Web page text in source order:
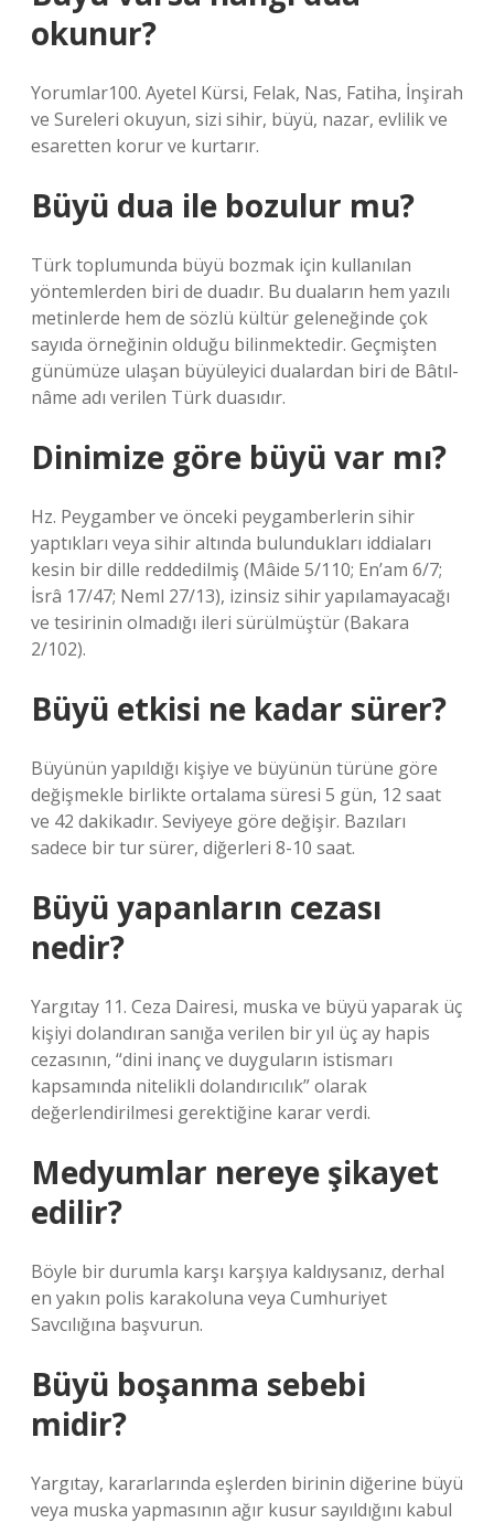
okunur?
Yorumlar100. Ayetel Kürsi, Felak, Nas, Fatiha, İnşirah
ve Sureleri okuyun, sizi sihir, büyü, nazar, evlilik ve
esaretten korur ve kurtarır.
Büyü dua ile bozulur mu?
Türk toplumunda büyü bozmak için kullanılan
yöntemlerden biri de duadır. Bu duaların hem yazılı
metinlerde hem de sözlü kültür geleneğinde çok
sayıda örneğinin olduğu bilinmektedir. Geçmişten
günümüze ulaşan büyüleyici dualardan biri de Bâtıl-
nâme adı verilen Türk duasıdır.
Dinimize göre büyü var mı?
Hz. Peygamber ve önceki peygamberlerin sihir
yaptıkları veya sihir altında bulundukları iddiaları
kesin bir dille reddedilmiş (Mâide 5/110; En’am 6/7;
İsrâ 17/47; Neml 27/13), izinsiz sihir yapılamayacağı
ve tesirinin olmadığı ileri sürülmüştür (Bakara
2/102).
Büyü etkisi ne kadar sürer?
Büyünün yapıldığı kişiye ve büyünün türüne göre
değişmekle birlikte ortalama süresi 5 gün, 12 saat
ve 42 dakikadır. Seviyeye göre değişir. Bazıları
sadece bir tur sürer, diğerleri 8-10 saat.
Büyü yapanların cezası
nedir?
Yargıtay 11. Ceza Dairesi, muska ve büyü yaparak üç
kişiyi dolandıran sanığa verilen bir yıl üç ay hapis
cezasının, “dini inanç ve duyguların istismarı
kapsamında nitelikli dolandırıcılık” olarak
değerlendirilmesi gerektiğine karar verdi.
Medyumlar nereye şikayet
edilir?
Böyle bir durumla karşı karşıya kaldıysanız, derhal
en yakın polis karakoluna veya Cumhuriyet
Savcılığına başvurun.
Büyü boşanma sebebi
midir?
Yargıtay, kararlarında eşlerden birinin diğerine büyü
veya muska yapmasının ağır kusur sayıldığını kabul